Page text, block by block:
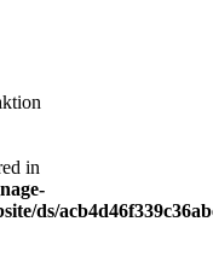
in
ds/